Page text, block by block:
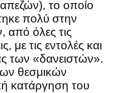
το οποίο
πολύ στην
από όλες τις
με τις εντολές και
των «δανειστών».
θεσμικών
κατάργηση του